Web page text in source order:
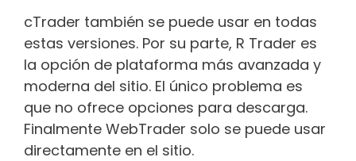
cTrader también se puede usar en todas
estas versiones. Por su parte, R Trader es
la opción de plataforma más avanzada y
moderna del sitio. El único problema es
que no ofrece opciones para descarga.
Finalmente WebTrader solo se puede usar
directamente en el sitio.